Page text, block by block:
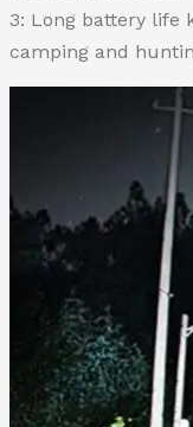
3: Long battery life
camping and